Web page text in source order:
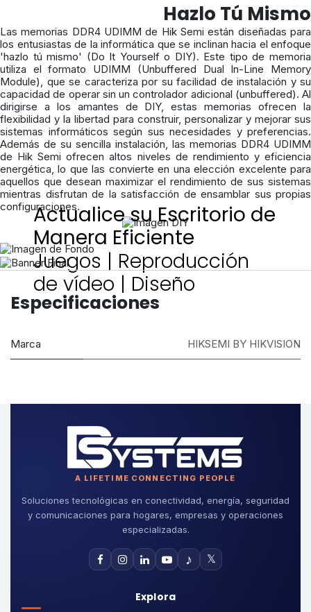
Hazlo Tú Mismo
Las memorias DDR4 UDIMM de Hik Semi están diseñadas para
los entusiastas de la informática que se inclinan hacia el enfoque
'hazlo tú mismo' (Do It Yourself o DIY). Este tipo de memoria
utiliza el formato UDIMM (Unbuffered Dual In-Line Memory
Module), que se caracteriza por su facilidad de instalación y su
capacidad de operar sin un controlador adicional (unbuffered). Al
dirigirse a los amantes de DIY, estas memorias ofrecen la
flexibilidad y la libertad para construir, personalizar y mejorar sus
sistemas informáticos según sus necesidades y preferencias.
Además de su sencilla instalación, las memorias DDR4 UDIMM
de Hik Semi ofrecen altos niveles de rendimiento y eficiencia
energética, lo que las convierte en una elección excelente para
aquellos que desean maximizar el rendimiento de sus sistemas
mientras disfrutan de la satisfacción de ensamblar sus propias
configuraciones.
Actualice su Escritorio de
Manera Eficiente
Juegos | Reproducción
de vídeo | Diseño
Especificaciones
Marca HIKSEMI BY HIKVISION
A LIFETIME CONNECTING PEOPLE
Soluciones tecnológicas en conectividad, energía, seguridad
y comunicaciones para hogares, empresas y operaciones
especializadas.
♪ 𝕏
Explora